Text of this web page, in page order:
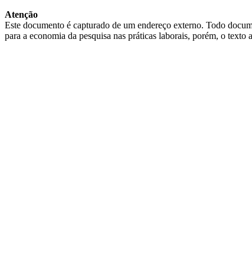
Atenção
Este documento é capturado de um endereço externo. Todo
para a economia da pesquisa nas práticas laborais, porém, o